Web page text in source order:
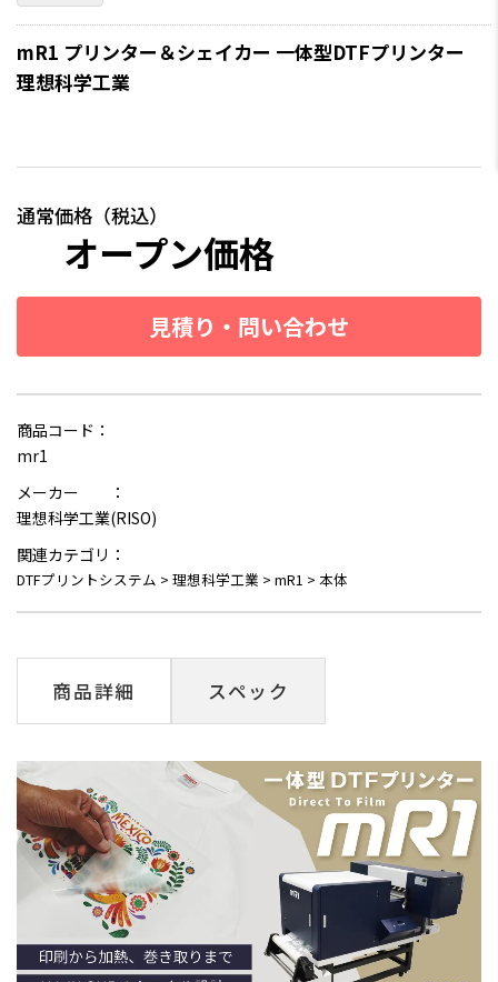
mR1 プリンター＆シェイカー 一体型DTFプリンター
理想科学工業
通常価格（税込）
オープン価格
見積り・問い合わせ
商品コード：
mr1
メーカー ：
理想科学工業(RISO)
関連カテゴリ：
DTFプリントシステム > 理想科学工業 > mR1 > 本体
商品詳細 スペック